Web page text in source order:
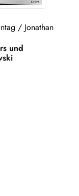
/ Jonathan
und